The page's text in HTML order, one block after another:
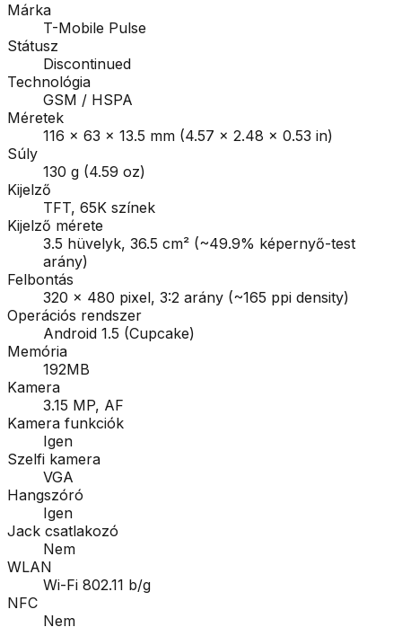
Márka
T-Mobile Pulse
Státusz
Discontinued
Technológia
GSM / HSPA
Méretek
116 x 63 x 13.5 mm (4.57 x 2.48 x 0.53 in)
Súly
130 g (4.59 oz)
Kijelző
TFT, 65K színek
Kijelző mérete
3.5 hüvelyk, 36.5 cm² (~49.9% képernyő-test
arány)
Felbontás
320 x 480 pixel, 3:2 arány (~165 ppi density)
Operációs rendszer
Android 1.5 (Cupcake)
Memória
192MB
Kamera
3.15 MP, AF
Kamera funkciók
Igen
Szelfi kamera
VGA
Hangszóró
Igen
Jack csatlakozó
Nem
WLAN
Wi-Fi 802.11 b/g
NFC
Nem